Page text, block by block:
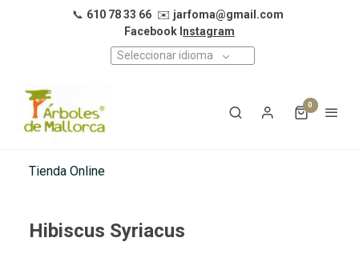
📞 610 78 33 66 ✉️ jarfoma@gmail.com
Facebook I nstagram
Seleccionar idioma
0
Tienda Online
Hibiscus Syriacus